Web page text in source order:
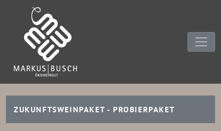
ZUKUNFTSWEINPAKET - PROBIERPAKET